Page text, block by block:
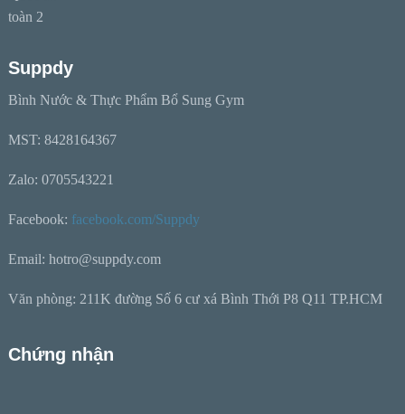
Suppdy
Bình Nước & Thực Phẩm Bổ Sung Gym
MST: 8428164367
Zalo: 0705543221
Facebook: facebook.com/Suppdy
Email: hotro@suppdy.com
Văn phòng: 211K đường Số 6 cư xá Bình Thới P8 Q11 TP.HCM
Chứng nhận